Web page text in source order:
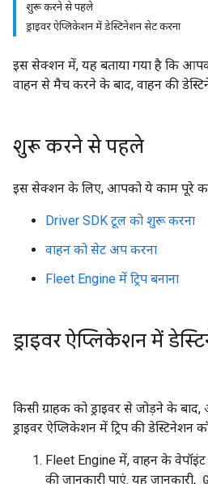
शुरू करने से पहले
ड्राइवर ऐप्लिकेशन में डेस्टिनेशन सेट करना
इस सेक्शन में, यह बताया गया है कि आपका
वाहन से मैच करने के बाद, वाहन की
शुरू करने से पहले
इस सेक्शन के लिए, आपको ये काम पूरे
Driver SDK टूल को शुरू करना
वाहन को सेट अप करना
Fleet Engine में ट्रिप बनाना
ड्राइवर ऐप्लिकेशन में
किसी ग्राहक को ड्राइवर से जोड़ने के
ड्राइवर ऐप्लिकेशन में ट्रिप की डेस्टिनेशन
Fleet Engine में, वाहन के
की जानकारी पाएं. यह जानकारी,